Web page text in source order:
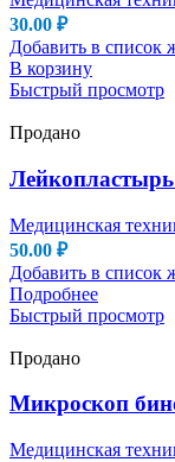
30.00 ₽
Добавить в список
В корзину
Быстрый просмотр
Продано
Медицинская
50.00 ₽
Добавить в список
Подробнее
Быстрый просмотр
Продано
Микроскоп
Медицинская